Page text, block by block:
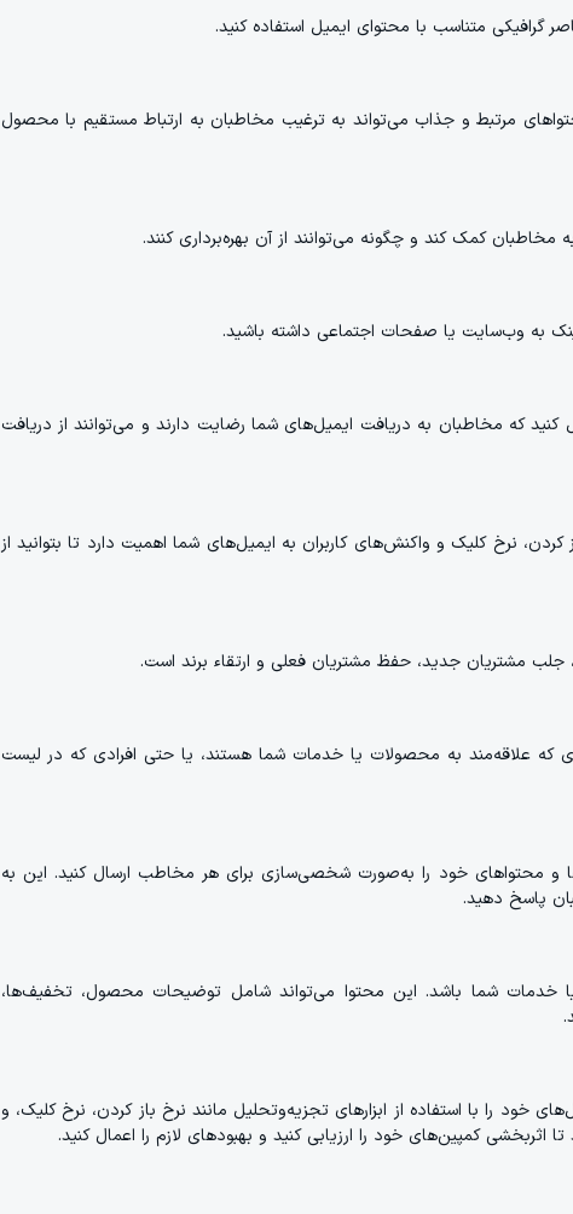
گرافیکی متناسب با محتوای ایمیل استفاده کنید.
مرتبط و جذاب می‌تواند به ترغیب مخاطبان به ارتباط مستقیم با محصول
کمک کند و چگونه می‌توانند از آن بهره‌برداری کنند.
به وب‌سایت یا صفحات اجتماعی داشته باشید.
که مخاطبان به دریافت ایمیل‌های شما رضایت دارند و می‌توانند از دریافت
کردن، نرخ کلیک و واکنش‌های کاربران به ایمیل‌های شما اهمیت دارد تا بتوانید از
جلب مشتریان جدید، حفظ مشتریان فعلی و ارتقاء برند است.
که علاقه‌مند به محصولات یا خدمات شما هستند، یا حتی افرادی که در لیست
و محتواهای خود را به‌صورت شخصی‌سازی برای هر مخاطب ارسال کنید. این به
پاسخ دهید.
خدمات شما باشد. این محتوا می‌تواند شامل توضیحات محصول، تخفیف‌ها،
خود را با استفاده از ابزارهای تجزیه‌وتحلیل مانند نرخ باز کردن، نرخ کلیک، و
کمپین‌های خود را ارزیابی کنید و بهبودهای لازم را اعمال کنید.